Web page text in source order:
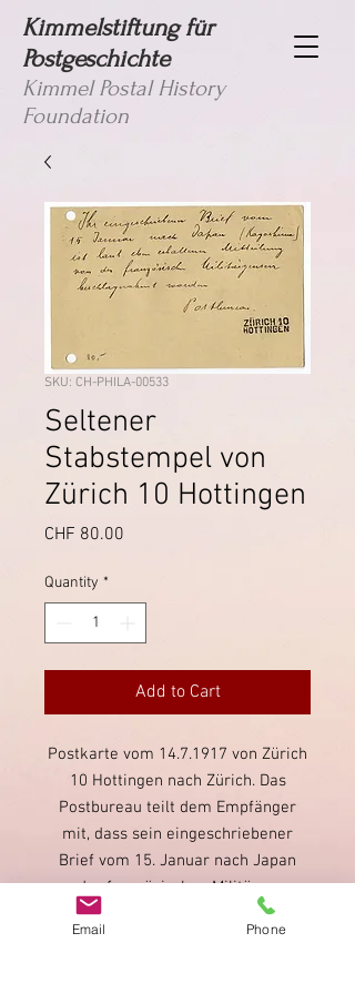
Kimmelstiftung für
Postgeschichte
Kimmel Postal History
Foundation
SKU: CH-PHILA-00533
Seltener
Stabstempel von
Zürich 10 Hottingen
CHF 80.00
Quantity *
Add to Cart
Postkarte vom 14.7.1917 von Zürich
10 Hottingen nach Zürich. Das
Postbureau teilt dem Empfänger
mit, dass sein eingeschriebener
Brief vom 15. Januar nach Japan
von der französischen Militärzensur
beschlagnahmt worden sei. Dieser
Stempel ist bisher nicht
Email Phone